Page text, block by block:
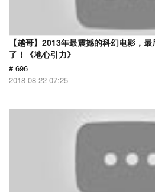
【越哥】2013年最震撼的科幻电影，
了！《地心引力》
# 696
2018-08-22 07:25